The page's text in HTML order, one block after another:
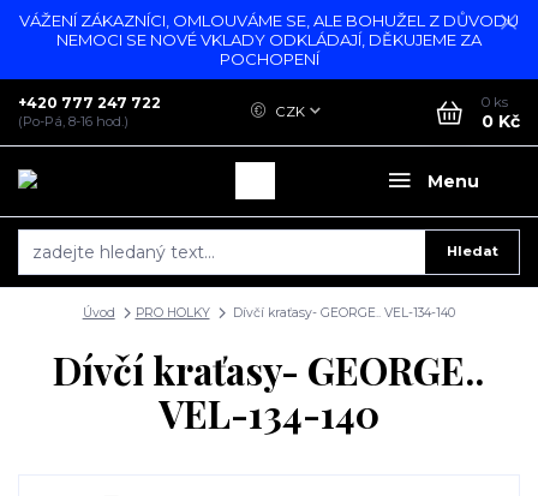
VÁŽENÍ ZÁKAZNÍCI, OMLOUVÁME SE, ALE BOHUŽEL Z DŮVODU
NEMOCI SE NOVÉ VKLADY ODKLÁDAJÍ, DĚKUJEME ZA
POCHOPENÍ
Menu
CZK
Hledat
+420 777 247 722
(Po-Pá, 8-16 hod.)
0 ks
0 Kč
Úvod PRO HOLKY Dívčí kraťasy- GEORGE.. VEL-134-140
Dívčí kraťasy- GEORGE..
VEL-134-140